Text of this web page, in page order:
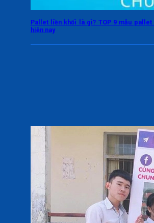
Pallet liền khối là gì? TOP 9 mẫu
hiện nay